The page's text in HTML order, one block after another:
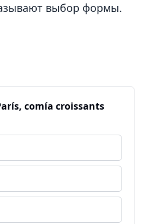
выбор формы.
comía croissants